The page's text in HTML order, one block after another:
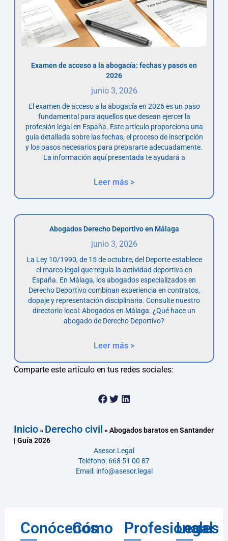
Examen de acceso a la abogacía: fechas y pasos en
2026
junio 3, 2026
El examen de acceso a la abogacía en 2026 es un paso
fundamental para aquellos que desean ejercer la
profesión legal en España. Este artículo proporciona una
guía detallada sobre las fechas, el proceso de inscripción
y los pasos necesarios para prepararte adecuadamente.
La información aquí presentada te ayudará a
Leer más >
Abogados Derecho Deportivo en Málaga
junio 3, 2026
La Ley 10/1990, de 15 de octubre, del Deporte establece
el marco legal que regula la actividad deportiva en
España. En Málaga, los abogados especializados en
Derecho Deportivo combinan experiencia en contratos,
dopaje y representación disciplinaria. Consulte nuestro
directorio local: Abogados en Málaga. ¿Qué hace un
abogado de Derecho Deportivo?
Leer más >
Comparte este artículo en tus redes sociales:
Inicio» Derecho civil »Abogados baratos en Santander
| Guía 2026
Asesor.Legal
Teléfono: 668 51 00 87
Email: info@asesor.legal
Conócenos
Cómo
Profesionales
Legal